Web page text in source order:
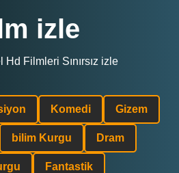
izle
Hd Filmleri Sınırsız izle
Komedi Gizem
bilim Kurgu Dram
Fantastik